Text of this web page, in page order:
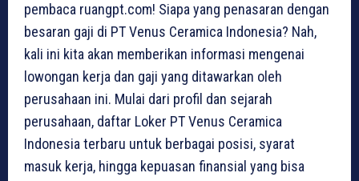
pembaca ruangpt.com! Siapa yang penasaran dengan
besaran gaji di PT Venus Ceramica Indonesia? Nah,
kali ini kita akan memberikan informasi mengenai
lowongan kerja dan gaji yang ditawarkan oleh
perusahaan ini. Mulai dari profil dan sejarah
perusahaan, daftar Loker PT Venus Ceramica
Indonesia terbaru untuk berbagai posisi, syarat
masuk kerja, hingga kepuasan finansial yang bisa